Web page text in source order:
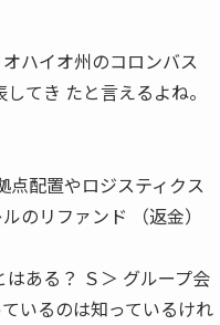
ハイオ州のコロンバス
てき たと言えるよね。
点配置やロジスティクス
のリファンド （返金）
ある？ Ｓ＞ グループ会
いるのは知っているけれ